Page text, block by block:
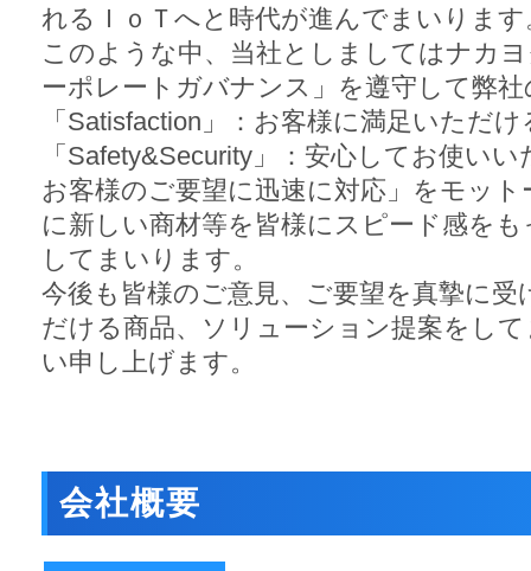
れるＩｏＴへと時代が進んでまいります
このような中、当社としましてはナカ
ーポレートガバナンス」を遵守して弊
「Satisfaction」：お客様に満足いただ
「Safety&Security」：安心してお使い
お客様のご要望に迅速に対応」をモッ
に新しい商材等を皆様にスピード感を
してまいります。
今後も皆様のご意見、ご要望を真摯に
だける商品、ソリューション提案をし
い申し上げます。
会社概要